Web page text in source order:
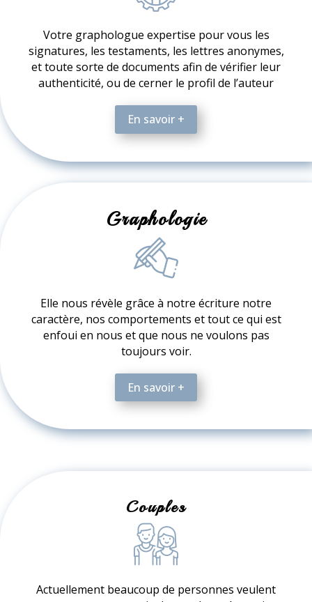
Votre graphologue expertise pour vous les
signatures, les testaments, les lettres anonymes,
et toute sorte de documents afin de vérifier leur
authenticité, ou de cerner le profil de l’auteur
En savoir +
Graphologie
Elle nous révèle grâce à notre écriture notre
caractère, nos comportements et tout ce qui est
enfoui en nous et que nous ne voulons pas
toujours voir.
En savoir +
Couples
Actuellement beaucoup de personnes veulent